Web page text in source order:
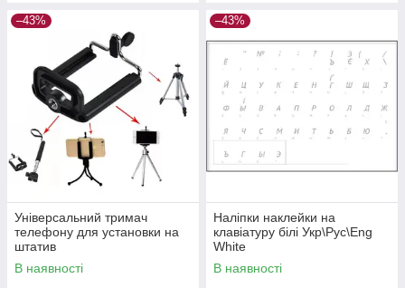
–43%
Універсальний тримач
телефону для установки на
штатив
В наявності
–43%
Наліпки наклейки на
клавіатуру білі Укр\Рус\Eng
White
В наявності